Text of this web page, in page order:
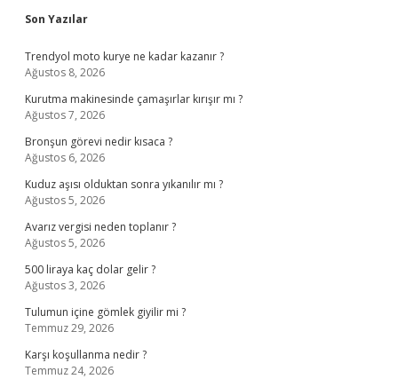
Sidebar
Son Yazılar
Trendyol moto kurye ne kadar kazanır ?
Ağustos 8, 2026
Kurutma makinesinde çamaşırlar kırışır mı ?
Ağustos 7, 2026
Bronşun görevi nedir kısaca ?
Ağustos 6, 2026
Kuduz aşısı olduktan sonra yıkanılır mı ?
Ağustos 5, 2026
Avarız vergisi neden toplanır ?
Ağustos 5, 2026
500 liraya kaç dolar gelir ?
Ağustos 3, 2026
Tulumun içine gömlek giyilir mi ?
Temmuz 29, 2026
Karşı koşullanma nedir ?
Temmuz 24, 2026